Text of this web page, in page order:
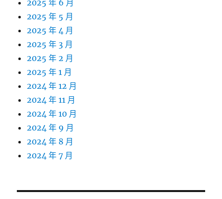
2025 年 6 月
2025 年 5 月
2025 年 4 月
2025 年 3 月
2025 年 2 月
2025 年 1 月
2024 年 12 月
2024 年 11 月
2024 年 10 月
2024 年 9 月
2024 年 8 月
2024 年 7 月